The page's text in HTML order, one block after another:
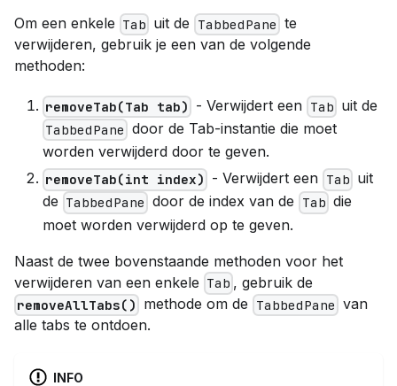
Om een enkele Tab uit de TabbedPane te
verwijderen, gebruik je een van de volgende
methoden:
removeTab(Tab tab) - Verwijdert een Tab uit de
TabbedPane door de Tab-instantie die moet
worden verwijderd door te geven.
removeTab(int index) - Verwijdert een Tab uit
de TabbedPane door de index van de Tab die
moet worden verwijderd op te geven.
Naast de twee bovenstaande methoden voor het
verwijderen van een enkele Tab , gebruik de
removeAllTabs() methode om de TabbedPane van
alle tabs te ontdoen.
INFO